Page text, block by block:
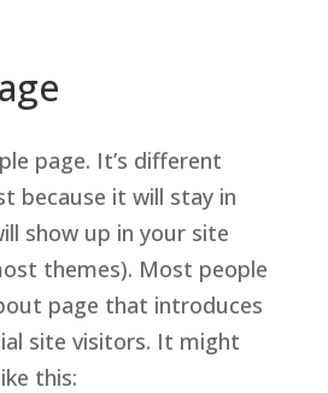
page. It’s different
because it will stay in
show up in your site
themes). Most people
page that introduces
site visitors. It might
this: